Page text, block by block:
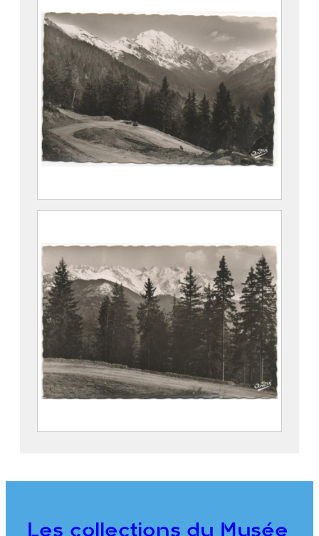
Maison Alpine
Maison Alpine
CE2020.1.365
Route du Collet d’Allevard. Le Grand
2022.8.3
Route du Collet d’Allevard. Le Gleyzin, le
Les collections du Musée